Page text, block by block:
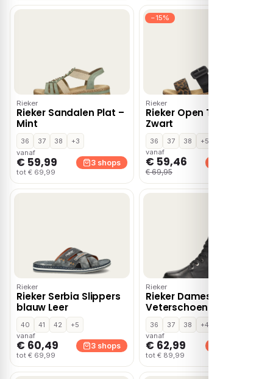
Rieker
Rieker Sandalen Plat –
Mint
36 37 38
+3
vanaf
€ 59,99
tot € 69,99
3 shops
−15%
Rieker
Rieker Open Teen –
Zwart
36 37 38
+5
vanaf
€ 59,46
€ 69,95
Rieker
Rieker Serbia Slippers
blauw Leer
40 41 42
+5
vanaf
€ 60,49
tot € 69,99
3 shops
Rieker
Rieker Dames
Veterschoenen –
Zwart
36 37 38
+4
vanaf
€ 62,99
tot € 89,99